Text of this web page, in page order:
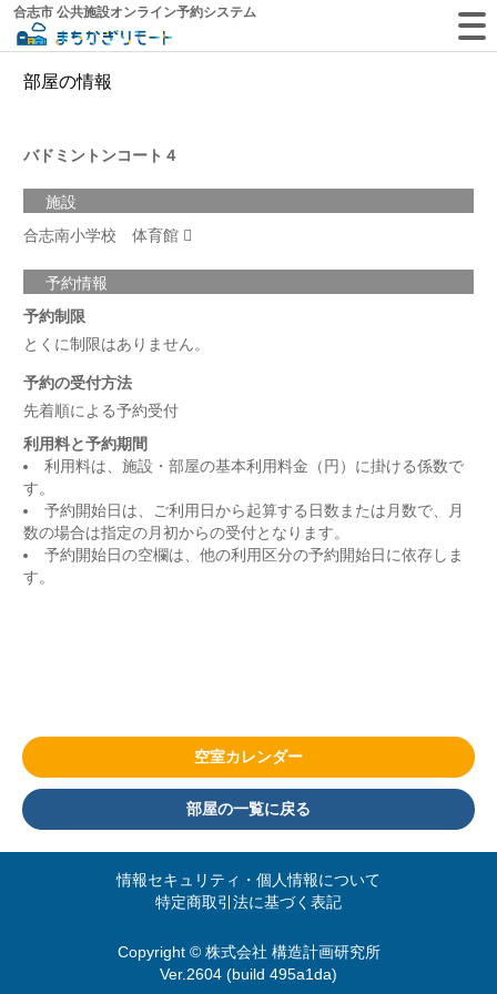
合志市 公共施設オンライン予約システム
部屋の情報
バドミントンコート４
施設
合志南小学校 体育館
予約情報
予約制限
とくに制限はありません。
予約の受付方法
先着順による予約受付
利用料と予約期間
利用料は、施設・部屋の基本利用料金（円）に掛ける係数で
す。
予約開始日は、ご利用日から起算する日数または月数で、月
数の場合は指定の月初からの受付となります。
予約開始日の空欄は、他の利用区分の予約開始日に依存しま
す。
部屋の一覧に戻る
空室カレンダー
情報セキュリティ・個人情報について
特定商取引法に基づく表記
Copyright © 株式会社 構造計画研究所
Ver.2604 (build 495a1da)